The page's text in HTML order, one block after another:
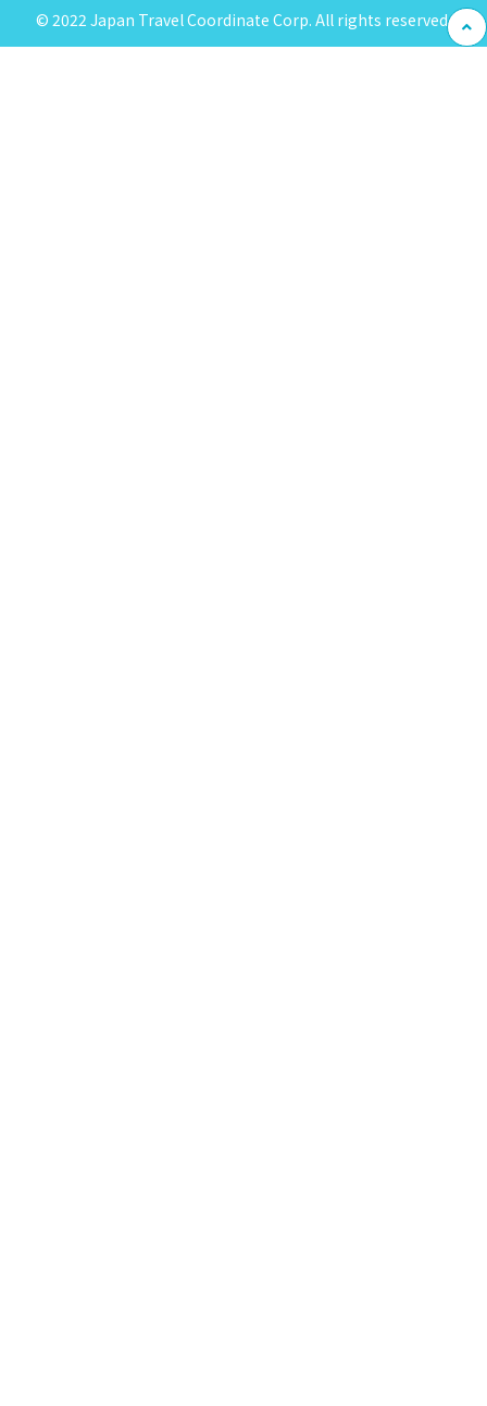
© 2022 Japan Travel Coordinate Corp. All rights reserved.